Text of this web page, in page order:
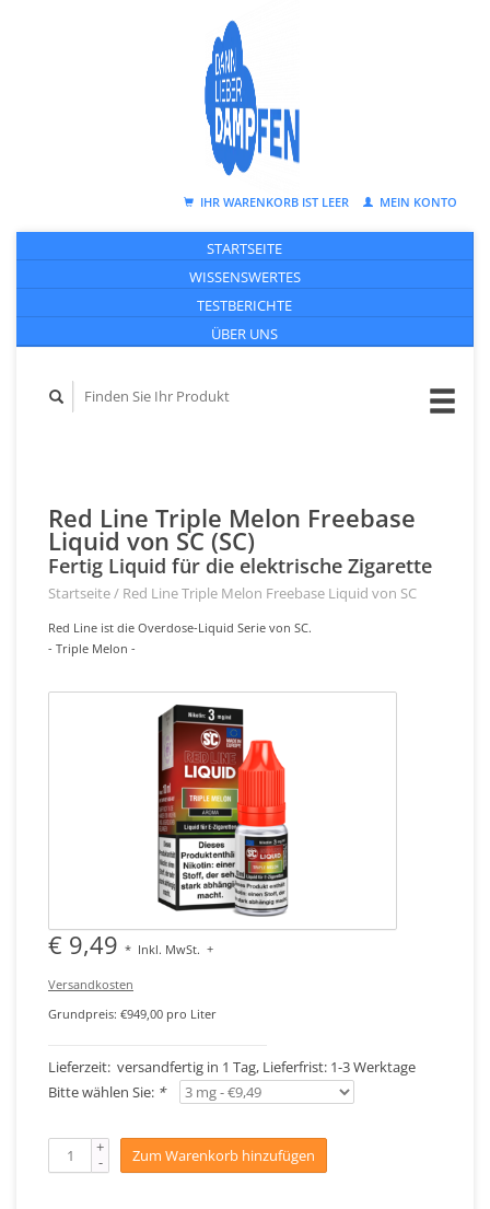
IHR WARENKORB IST LEER MEIN KONTO
STARTSEITE
WISSENSWERTES
TESTBERICHTE
ÜBER UNS
Red Line Triple Melon Freebase
Liquid von SC (SC)
Fertig Liquid für die elektrische Zigarette
Startseite/ Red Line Triple Melon Freebase Liquid von SC
Red Line ist die Overdose-Liquid Serie von SC.
- Triple Melon -
€ 9,49 * Inkl. MwSt. +
Versandkosten
Grundpreis: €949,00 pro Liter
Lieferzeit: versandfertig in 1 Tag, Lieferfrist: 1-3 Werktage
Bitte wählen Sie: *
+
- Zum Warenkorb hinzufügen